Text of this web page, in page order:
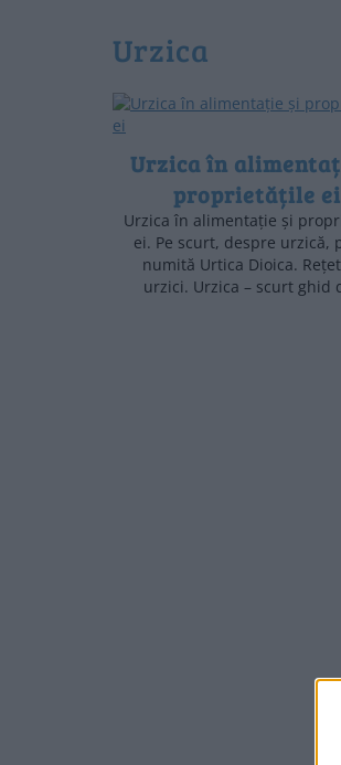
urzica
Urzica în
proprietățile ei
Urzica în alimentație și
ei. Pe scurt, despre urzică,
numită Urtica Dioica.
urzici. Urzica – scurt ghid